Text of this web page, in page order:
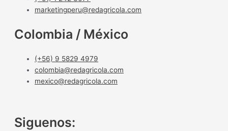
marketingperu@redagricola.com
Colombia / México
(+56) 9 5829 4979
colombia@redagricola.com
mexico@redagricola.com
Siguenos: